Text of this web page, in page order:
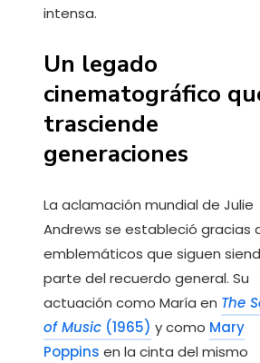
intensa.
Un legado
cinematográfico
trasciende
generaciones
La aclamación mundial de Julie
Andrews se estableció gracias
emblemáticos que siguen
parte del recuerdo general. Su
actuación como María en The
of Music (1965) y como Mary
Poppins en la cinta del mismo